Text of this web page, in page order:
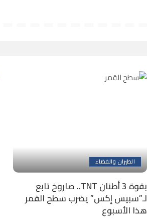
الطيران والفضاء
بقوة 3 أطنان TNT.. صاروخ تابع
لـ”سبيس إكس” يضرب سطح القمر
هذا الأسبوع